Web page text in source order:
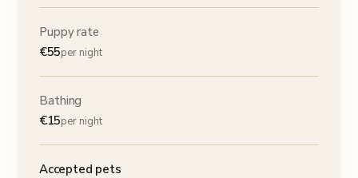
Puppy rate
€55per night
Bathing
€15per night
Accepted pets